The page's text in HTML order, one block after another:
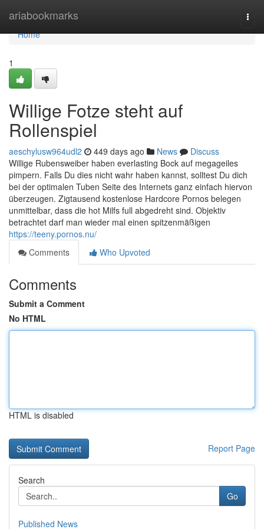
ariabookmarks
Home
Home
1
Willige Fotze steht auf
Rollenspiel
aeschylusw964udl2 449 days ago News
Discuss
Willige Rubensweiber haben everlasting Bock auf megageiles
pimpern. Falls Du dies nicht wahr haben kannst, solltest Du dich
bei der optimalen Tuben Seite des Internets ganz einfach hiervon
überzeugen. Zigtausend kostenlose Hardcore Pornos belegen
unmittelbar, dass die hot Milfs full abgedreht sind. Objektiv
betrachtet darf man wieder mal einen spitzenmäßigen
https://teeny.pornos.nu/
Comments
Who Upvoted
Comments
Submit a Comment
No HTML
HTML is disabled
Report Page
Search
Go
Published News